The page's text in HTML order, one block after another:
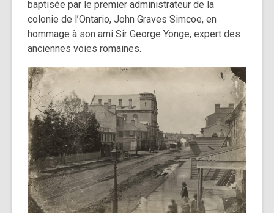
baptisée par le premier administrateur de la
colonie de l’Ontario, John Graves Simcoe, en
hommage à son ami Sir George Yonge, expert des
anciennes voies romaines.